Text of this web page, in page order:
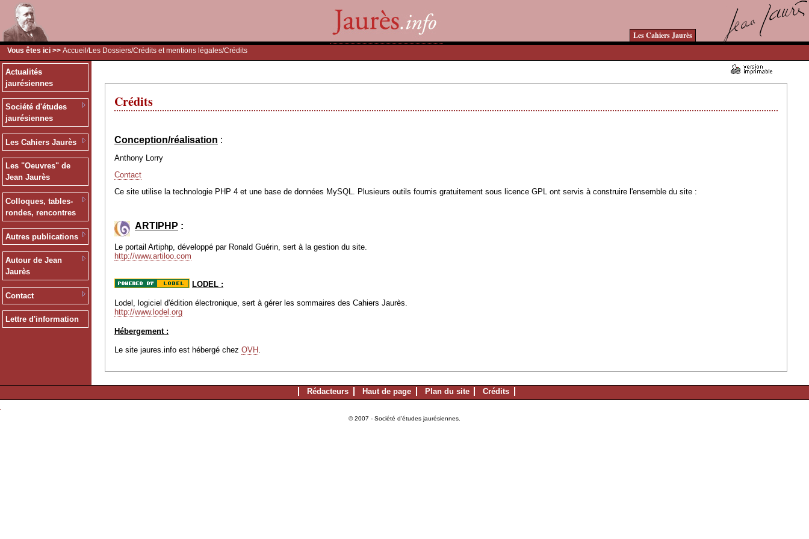
Les Cahiers Jaurès
Vous êtes ici >> Accueil /Les Dossiers/Crédits et mentions légales/Crédits
Actualités
jaurésiennes
Société d'études
jaurésiennes
Les Cahiers Jaurès
Les "Oeuvres" de
Jean Jaurès
Colloques, tables-
rondes, rencontres
Autres publications
Autour de Jean
Jaurès
Contact
Lettre d'information
Crédits
Conception/réalisation :
Anthony Lorry
Contact
Ce site utilise la technologie PHP 4 et une base de données MySQL. Plusieurs outils fournis gratuitement sous licence GPL ont servis à construire l'ensemble du site :
ARTIPHP :
Le portail Artiphp, développé par Ronald Guérin, sert à la gestion du site.
http://www.artiloo.com
LODEL :
Lodel, logiciel d'édition électronique, sert à gérer les sommaires des Cahiers Jaurès.
http://www.lodel.org
Hébergement :
Le site jaures.info est hébergé chez OVH
Rédacteurs Haut de page Plan du site Crédits
© 2007 - Société d'études jaurésiennes.